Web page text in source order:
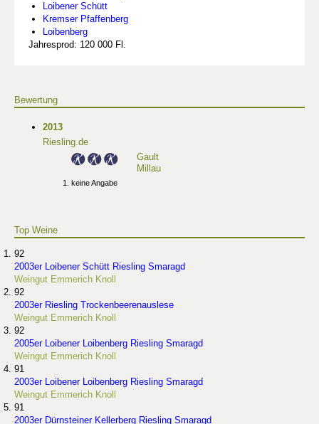
Loibener Schütt
Kremser Pfaffenberg
Loibenberg
Jahresprod: 120 000 Fl.
Bewertung
2013
Riesling.de
Gault
Millau
keine Angabe
Top Weine
92
2003er Loibener Schütt Riesling Smaragd
Weingut Emmerich Knoll
92
2003er Riesling Trockenbeerenauslese
Weingut Emmerich Knoll
92
2005er Loibener Loibenberg Riesling Smaragd
Weingut Emmerich Knoll
91
2003er Loibener Loibenberg Riesling Smaragd
Weingut Emmerich Knoll
91
2003er Dürnsteiner Kellerberg Riesling Smaragd